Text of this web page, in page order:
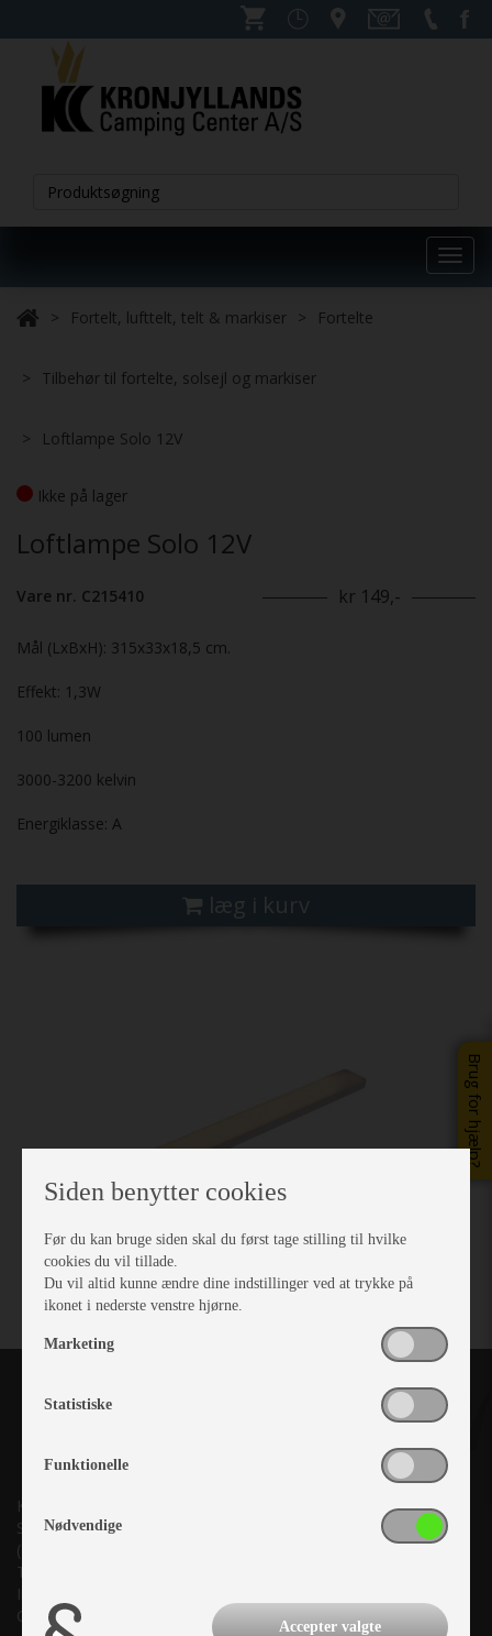
Brug for hjælp?
Fortelt, lufttelt, telt & markiser Fortelte
Tilbehør til fortelte, solsejl og markiser
Loftlampe Solo 12V
Ikke på lager
Loftlampe Solo 12V
Vare nr. C215410 kr 149,-
Mål (LxBxH): 315x33x18,5 cm.
Effekt: 1,3W
100 lumen
3000-3200 kelvin
Energiklasse: A
læg i kurv
Kronjyllands Camping Center A/S
Suderholmen 10, 8960 Randers SØ
(Lige ud til Grenåvej)
Tlf. +45 87 10 98 70
Info@as-kcc.dk
CVR: 33 38 77 33
Siden benytter cookies
Før du kan bruge siden skal du først tage stilling til hvilke
cookies du vil tillade.
Du vil altid kunne ændre dine indstillinger ved at trykke på
ikonet i nederste venstre hjørne.
Marketing
Statistiske
Funktionelle
Nødvendige
Accepter valgte